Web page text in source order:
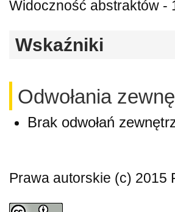
Widoczność abstraktów -
Wskaźniki
Odwołania
Brak odwołań
Prawa autorskie (c) 2015